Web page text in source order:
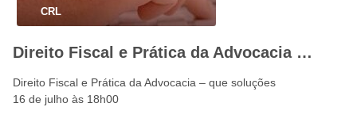
CRL
Direito Fiscal e Prática da Advocacia – que soluções
Direito Fiscal e Prática da Advocacia – que soluções
16 de julho às 18h00